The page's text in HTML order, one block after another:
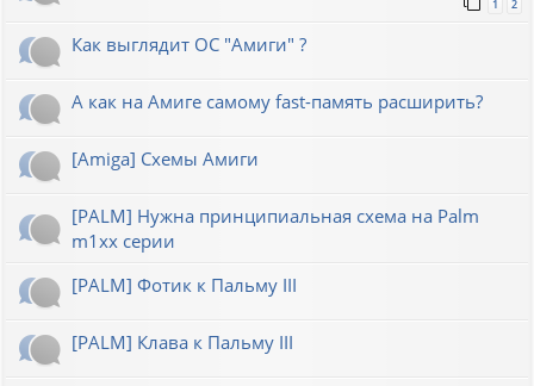
1 2
Как выглядит ОС "Амиги" ?
А как на Амиге самому fast-память расширить?
[Amiga] Схемы Амиги
[PALM] Нужна принципиальная схема на Palm
m1xx серии
[PALM] Фотик к Пальму III
[PALM] Клава к Пальму III